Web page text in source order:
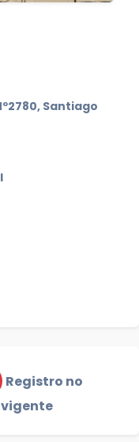
Santiago
Registro no
vigente